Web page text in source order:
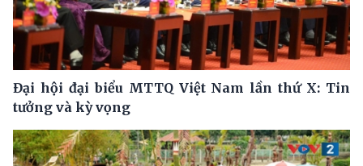
Đại hội đại biểu MTTQ Việt Nam lần thứ X: Tin
tưởng và kỳ vọng